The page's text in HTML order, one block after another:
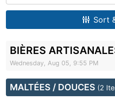
Sort
BIÈRES
Wednesday, Aug 05, 9:55 PM
MALTÉES / DOUCES (2